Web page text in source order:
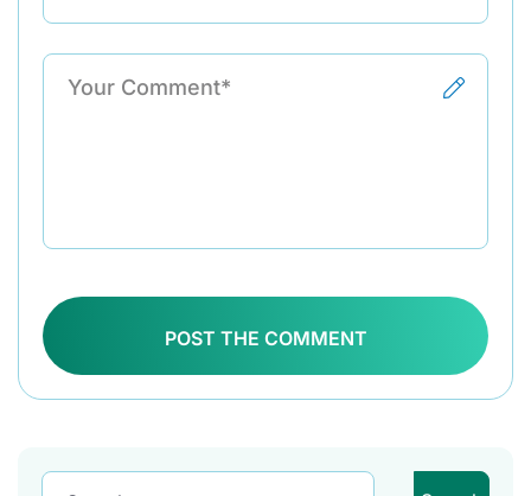
POST THE COMMENT